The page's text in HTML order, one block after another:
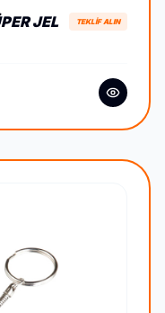
JEL
TEKLİF ALIN